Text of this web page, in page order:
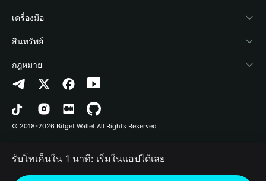
ข่าวสารด้านคริปโต
ศูนย์ช่วยเหลือ
ติดต่อเรา
ทรัพยากรข้อมูลของแบรนด์
อาชีพ
Payfi Crypto
Crypto Swap API
Altcoin Season Index
Prediction Markets
DApp
RWA
เชื่อมต่อ Wallet
Bitget Wallet Pay
ลิสต์โปรเจกต์
Protection Fund
เทคโนโลยีความปลอดภัย
เครื่องมือ
ซื้อคริปโต
การตรวจจับการอนุญาต
การตรวจจับสัญญา
การโอนเป็นชุด
สินทรัพย์
Arbitrum
Avalanche
Bitcoin
Polygon
กฎหมาย
นโยบายความเป็นส่วนตัว
ข้อตกลงในการใช้บริการ
© 2018-2026 Bitget Wallet All Rights Reserved
รับโทเค็นใน 1 นาที: เริ่มในแอปได้เลย